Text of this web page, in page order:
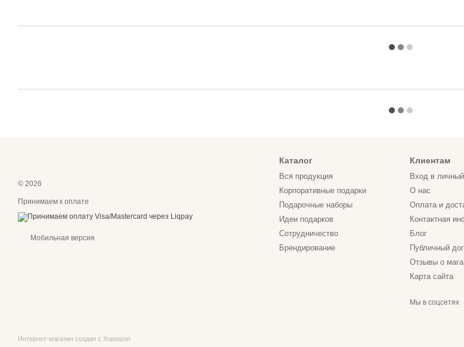
© 2026
Принимаем к оплате
Мобильная версия
Интернет-магазин создан с Хорошоп
Каталог
Вся продукция
Корпоративные подарки
Подарочные наборы
Идеи подарков
Сотрудничество
Брендирование
Клиентам
Вход в
О нас
Оплата и
Контактная
Блог
Публичный
Отзывы о
Карта сайта
Мы в соцсетях